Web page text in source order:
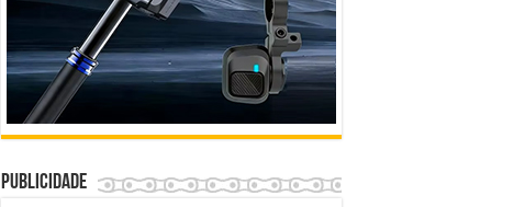
Publicidade